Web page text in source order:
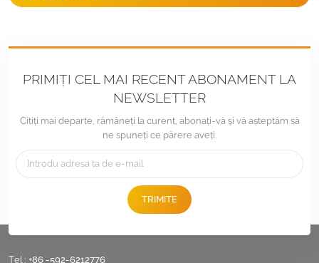
PRIMIȚI CEL MAI RECENT ABONAMENT LA
NEWSLETTER
Citiți mai departe, rămâneți la curent, abonați-vă și vă așteptăm să
ne spuneți ce părere aveți.
TRIMITE
Tel : +86 -592-6212776